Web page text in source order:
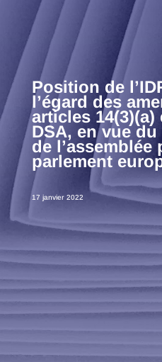
Position de
l’égard des
articles 14(3)(a)
DSA, en vue
de l’assemblée
parlement
17 janvier 2022